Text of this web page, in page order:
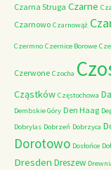
Czarna Struga Czarne
Czarnowo Czarnowąż
Czermno Czernice Borowe
Czerwone Czocha
Cząstków Częstochowa
Dembskie Góry Den Haag
Dobrylas Dobrzeń Dobrzyca
Dorotowo Dosłońce
Dresden Dreszew